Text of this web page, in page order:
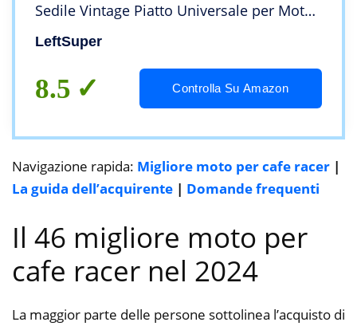
Sedile Vintage Piatto Universale per Moto
per Cafe Racer
LeftSuper
8.5 Controlla Su Amazon
Navigazione rapida: Migliore moto per cafe racer |
La guida dell’acquirente | Domande frequenti
Il 46 migliore moto per
cafe racer nel 2024
La maggior parte delle persone sottolinea l’acquisto di